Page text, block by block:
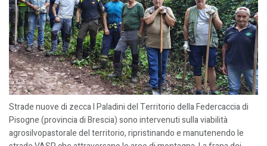
Strade nuove di zecca I Paladini del Territorio della Federcaccia di
Pisogne (provincia di Brescia) sono intervenuti sulla viabilità
agrosilvopastorale del territorio, ripristinando e manutenendo le